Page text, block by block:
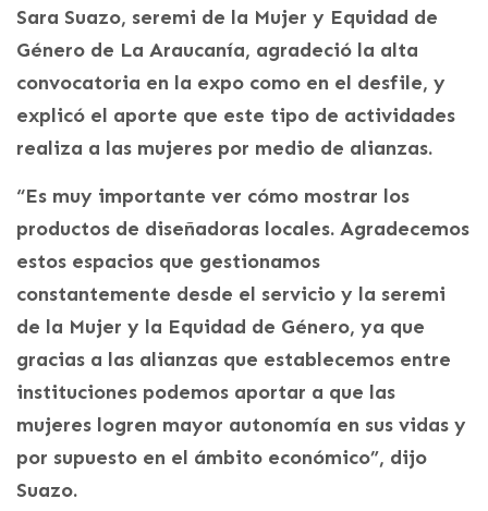
Sara Suazo, seremi de la Mujer y Equidad de
Género de La Araucanía, agradeció la alta
convocatoria en la expo como en el desfile, y
explicó el aporte que este tipo de actividades
realiza a las mujeres por medio de alianzas.
“Es muy importante ver cómo mostrar los
productos de diseñadoras locales. Agradecemos
estos espacios que gestionamos
constantemente desde el servicio y la seremi
de la Mujer y la Equidad de Género, ya que
gracias a las alianzas que establecemos entre
instituciones podemos aportar a que las
mujeres logren mayor autonomía en sus vidas y
por supuesto en el ámbito económico”, dijo
Suazo.